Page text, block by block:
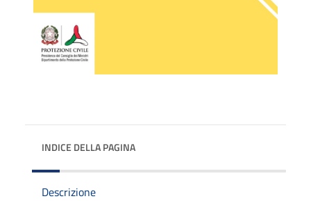
INDICE DELLA PAGINA
Descrizione